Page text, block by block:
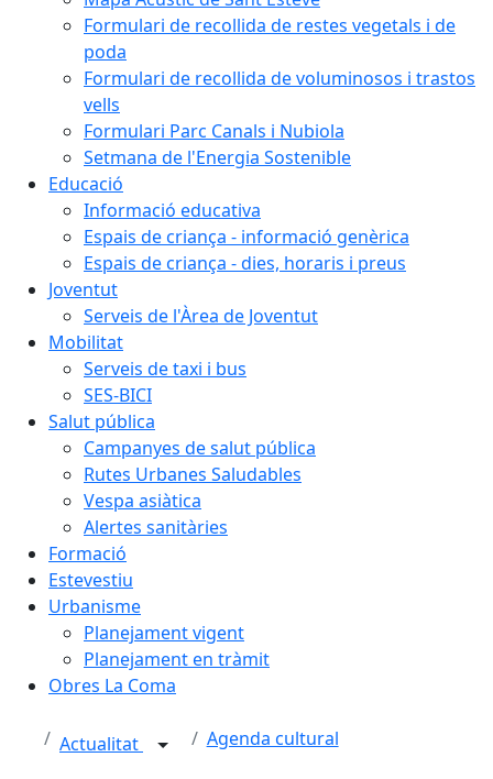
Formulari de recollida de restes vegetals i de
poda
Formulari de recollida de voluminosos i trastos
vells
Formulari Parc Canals i Nubiola
Setmana de l'Energia Sostenible
Educació
Informació educativa
Espais de criança - informació genèrica
Espais de criança - dies, horaris i preus
Joventut
Serveis de l'Àrea de Joventut
Mobilitat
Serveis de taxi i bus
SES-BICI
Salut pública
Campanyes de salut pública
Rutes Urbanes Saludables
Vespa asiàtica
Alertes sanitàries
Formació
Estevestiu
Urbanisme
Planejament vigent
Planejament en tràmit
Obres La Coma
Actualitat Agenda cultural